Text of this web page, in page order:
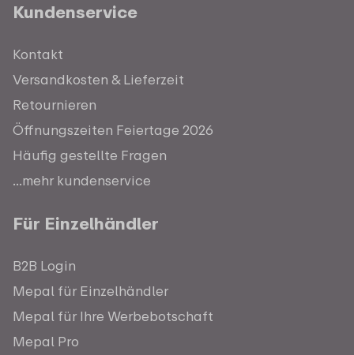
Kundenservice
Kontakt
Versandkosten & Lieferzeit
Retournieren
Öffnungszeiten Feiertage 2026
Häufig gestellte Fragen
...mehr kundenservice
Für Einzelhändler
B2B Login
Mepal für Einzelhändler
Mepal für Ihre Werbebotschaft
Mepal Pro